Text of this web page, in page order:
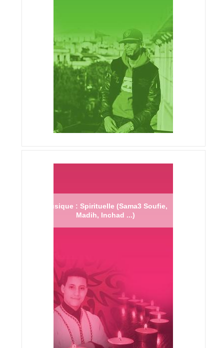
Musique : Spirituelle (Sama3 Soufie,
Madih, Inchad ...)